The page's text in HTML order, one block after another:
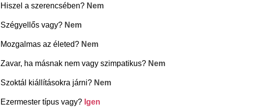
Hiszel a szerencsében? Nem
Szégyellős vagy? Nem
Mozgalmas az életed? Nem
Zavar, ha másnak nem vagy szimpatikus? Nem
Szoktál kiállításokra járni? Nem
Ezermester típus vagy? Igen